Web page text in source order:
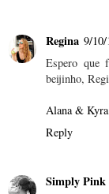
Regina 9/
Espero que
beijinho,
Alana & Kyra
Reply
Simply Pink